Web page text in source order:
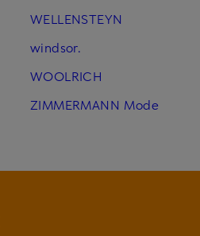
WELLENSTEYN
windsor.
WOOLRICH
ZIMMERMANN Mode